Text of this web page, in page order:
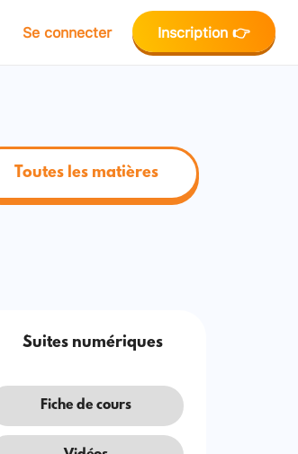
Se connecter Inscription 👉
Toutes les matières
Suites numériques
Fiche de cours